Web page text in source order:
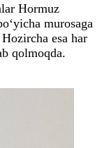
Hormuz
murosaga
esa har
qolmoqda.